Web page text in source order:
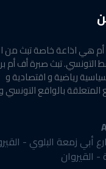
هي اذاعة خاصة تبث من
التونسي. تبث صبرة أف أم
رياضية و اقتصادية و
المتعلقة بالواقع التونسي و
أبي زمعة البلوي -
- القيروان